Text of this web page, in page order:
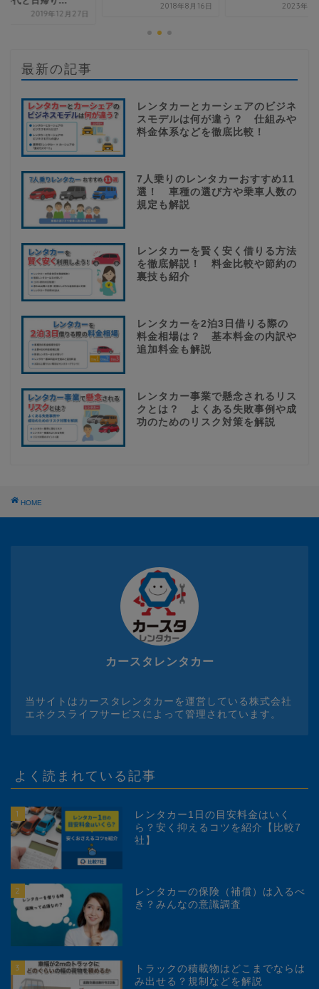
2018年8月16日 2023年3月13日
最新の記事
レンタカーとカーシェアのビジネ
スモデルは何が違う？ 仕組みや
料金体系などを徹底比較！
7人乗りのレンタカーおすすめ11
選！ 車種の選び方や乗車人数の
規定も解説
レンタカーを賢く安く借りる方法
を徹底解説！ 料金比較や節約の
裏技も紹介
レンタカーを2泊3日借りる際の
料金相場は？ 基本料金の内訳や
追加料金も解説
レンタカー事業で懸念されるリス
クとは？ よくある失敗事例や成
功のためのリスク対策を解説
HOME
カースタレンタカー
当サイトはカースタレンタカーを運営している株式会社
エネクスライフサービスによって管理されています。
よく読まれている記事
1
レンタカー1日の目安料金はいく
ら？安く抑えるコツを紹介【比較7
社】
2
レンタカーの保険（補償）は入るべ
き？みんなの意識調査
3
トラックの積載物はどこまでならは
み出せる？規制などを解説